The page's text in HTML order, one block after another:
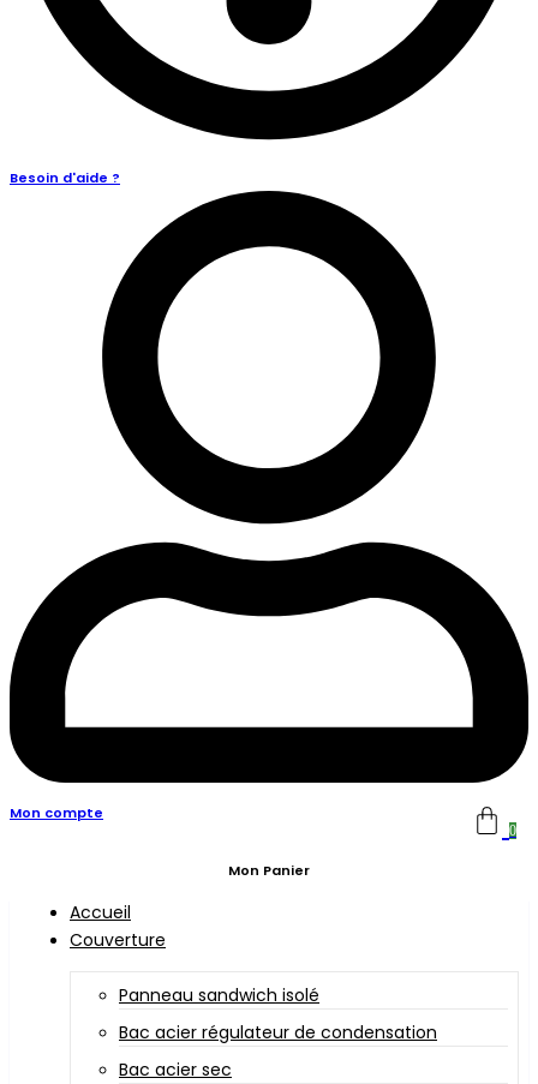
Besoin d'aide ?
Mon compte
0
Mon Panier
Accueil
Couverture
Panneau sandwich isolé
Bac acier régulateur de condensation
Bac acier sec